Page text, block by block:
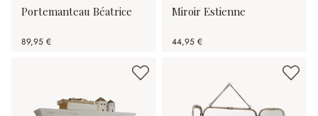
Portemanteau Béatrice
89,95 €
Miroir Estienne
44,95 €